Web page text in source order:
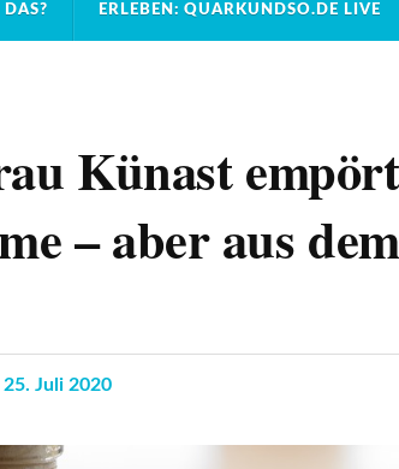
ERLEBEN: QUARKUNDSO.DE LIVE
Künast
– aber aus
25. Juli 2020